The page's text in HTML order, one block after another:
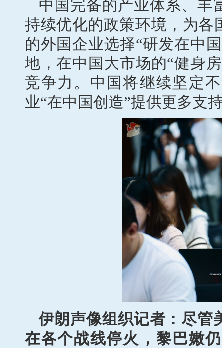
中国完备的产业体系、丰
持续优化的政策环境，为各
的外国企业选择“研发在中
地，在中国大市场的“健身
竞争力。中国将继续坚定
业“在中国创造”提供更多支
伊朗声像组织记者：尽管
在各个战线停火，黎巴嫩